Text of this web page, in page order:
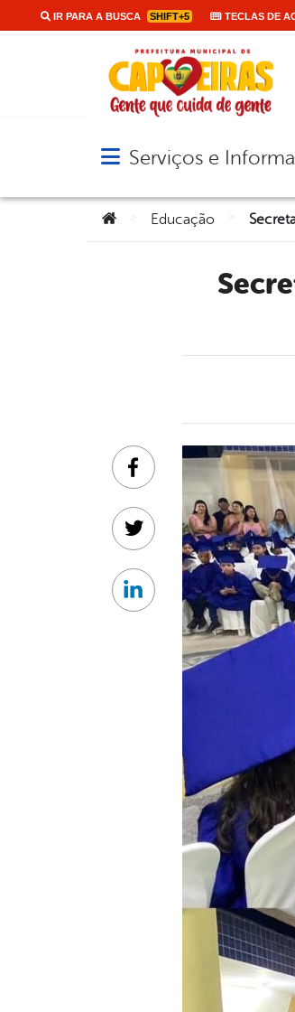
IR PARA A BUSCA SHIFT+5 TECLAS DE
Abrir menu principal de
Serviços e
Você está aqui:
Educação
Secretaria de Educação inicia maratona de formaturas da
Facebook
Twitter
Linkedin